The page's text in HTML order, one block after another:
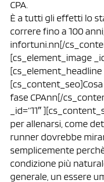
CPA.
È a tutti gli effetti lo
correre fino a 100
infortuni.nn[/
[cs_element_image
[cs_element_headline
fase CPAnn[/
_id=”11″
per allenarsi, come
runner dovrebbe
semplicemente
condizione più
generale, un essere